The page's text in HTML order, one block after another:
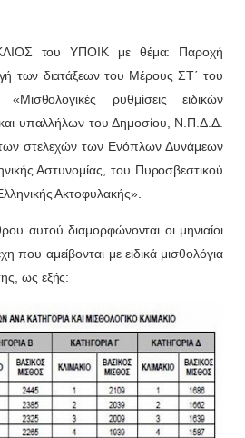
του ΥΠΟΙΚ με θέμα: Παροχή
των διατάξεων του Μέρους ΣΤ΄ του
ρυθμίσεις ειδικών
υπαλλήλων του Δημοσίου, Ν.Π.Δ.Δ.
στελεχών των Ενόπλων Δυνάμεων
Αστυνομίας, του Πυροσβεστικού
Ακτοφυλακής».
αυτού διαμορφώνονται οι μηνιαίοι
που αμείβονται με ειδικά μισθολόγια
ως εξής: